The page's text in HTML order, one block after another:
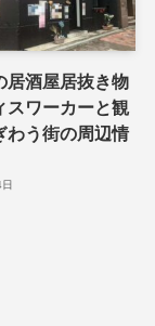
居酒屋居抜き物
スワーカーと観
わう街の周辺情